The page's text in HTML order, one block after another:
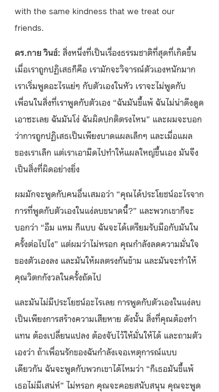
with the same kindness that we treat our
friends.
ดร.กาย วินช์: สิ่งหนึ่งที่เป็นเรื่องธรรมชาติที่สุดที่เกิดขึ้น
เมื่อเราถูกปฏิเสธก็คือ เรามักจะวิจารณ์ตัวเองหนักมาก
เราเริ่มพูดอะไรแย่ๆ กับตัวเองในหัว เราจะไม่พูดกับ
เพื่อนในสิ่งที่เราพูดกับตัวเอง “ฉันมันขี้แพ้ ฉันไม่น่าดึงดูด
เอาซะเลย ฉันมันโง่ ฉันผิดปกติตรงไหน” และผมจะบอก
ว่าการถูกปฏิเสธเป็นเพียงบาดแผลเล็กๆ และเมื่อแผล
ของเราเล็ก แต่เราเอามีดไปทำให้แผลใหญ่ขึ้นเอง มันจึง
เป็นสิ่งที่ผิดอย่างยิ่ง
ผมมักจะพูดกับคนอื่นเสมอว่า “คุณได้ประโยชน์อะไรจาก
การที่พูดกับตัวเองในแง่ลบขนาดนี้?” และพวกเขาก็จะ
บอกว่า “อืม แหม ก็แบบ ฉันจะได้เตรียมรับมือกับมันใน
ครั้งต่อไปไง” แต่ผมว่าไม่หรอก คุณกำลังลดความมั่นใจ
ของตัวเองลง และมันให้ผลตรงกันข้าม และมันจะทำให้
คุณวิตกกังวลในครั้งถัดไป
และมันไม่มีประโยชน์อะไรเลย การพูดกับตัวเองในแง่ลบ
เป็นเพียงการสร้างความเสียหาย ดังนั้น สิ่งที่คุณต้องทำ
แทน ต้องเปลี่ยนแปลง ต้องจับไว้ให้มั่นให้ได้ และถามตัว
เองว่า ถ้าเพื่อนรักของฉันกำลังเจอเหตุการณ์แบบ
เดียวกัน ฉันจะพูดกับพวกเขาได้ไหมว่า “ก็เธอมันขี้แพ้
เธอไม่มีเสน่ห์” ไม่หรอก คุณจะคอยสนับสนุน คุณจะพูด